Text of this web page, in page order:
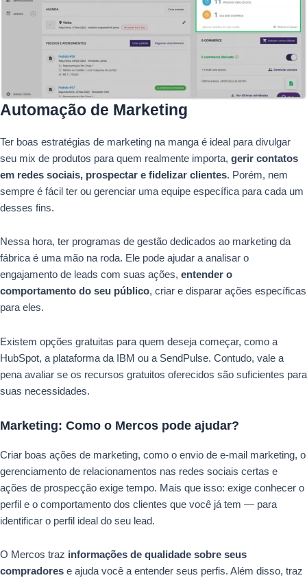
Automação de Marketing
Ter boas estratégias de marketing na manga é ideal para divulgar
seu mix de produtos para quem realmente importa, gerir contatos
em redes sociais, prospectar e fidelizar clientes. Porém, nem
sempre é fácil ter ou gerenciar uma equipe específica para cada um
desses fins.
Nessa hora, ter programas de gestão dedicados ao marketing da
fábrica é uma mão na roda. Ele pode ajudar a analisar o
engajamento de leads com suas ações, entender o
comportamento do seu público, criar e disparar ações específicas
para eles.
Existem opções gratuitas para quem deseja começar, como a
HubSpot, a plataforma da IBM ou a SendPulse. Contudo, vale a
pena avaliar se os recursos gratuitos oferecidos são suficientes para
suas necessidades.
Marketing: Como o Mercos pode ajudar?
Criar boas ações de marketing, como o envio de e-mail marketing, o
gerenciamento de relacionamentos nas redes sociais certas e
ações de prospecção exige tempo. Mais que isso: exige conhecer o
perfil e o comportamento dos clientes que você já tem — para
identificar o perfil ideal do seu lead.
O Mercos traz informações de qualidade sobre seus
compradores e ajuda você a entender seus perfis. Além disso, traz